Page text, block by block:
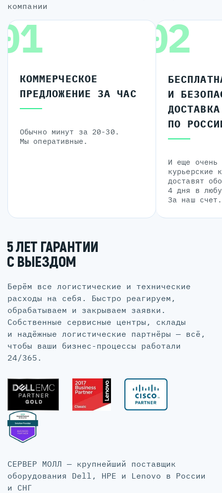
компании
КОММЕРЧЕСКОЕ
ПРЕДЛОЖЕНИЕ ЗА ЧАС
Обычно минут за 20-30.
Мы оперативные.
02
И
ДОСТАВКА
ПО
И еще очень
курьерские
доставят
4 дня в
За наш счет.
5 ЛЕТ ГАРАНТИИ
С ВЫЕЗДОМ
Берём все логистические и технические
расходы на себя. Быстро реагируем,
обрабатываем и закрываем заявки.
Собственные сервисные центры, склады
и надёжные логистические партнёры — всё,
чтобы ваши бизнес-процессы работали
24/365.
СЕРВЕР МОЛЛ — крупнейший поставщик
оборудования Dell, HPE и Lenovo в России
и СНГ